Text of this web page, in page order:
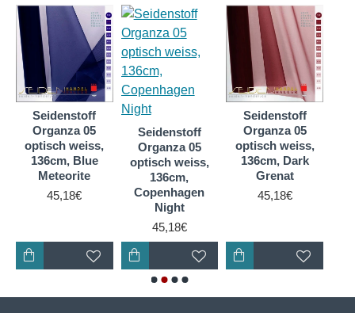
Seidenstoff
Organza 05
optisch weiss,
136cm, Blue
Meteorite
45,18€
Seidenstoff
Organza 05
optisch weiss,
136cm,
Copenhagen
Night
45,18€
Seidenstoff
Organza 05
optisch weiss,
136cm, Dark
Grenat
45,18€